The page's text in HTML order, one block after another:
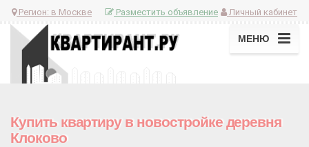
Регион: в Москве Личный кабинет
Разместить объявление
МЕНЮ
Купить квартиру в новостройке деревня
Клоково